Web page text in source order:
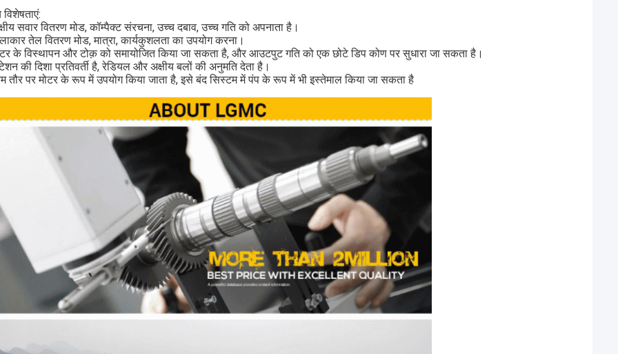
सवार वितरण मोड, कॉम्पैक्ट संरचना, उच्च दबाव, उच्च गति को अपनाता है।
तेल वितरण मोड, मात्रा, कार्यकुशलता का उपयोग करना।
के विस्थापन और टोक़ को समायोजित किया जा सकता है, और आउटपुट गति को एक छोटे डिप कोण पर सुधारा जा सकता है।
की दिशा प्रतिवर्ती है, रेडियल और अक्षीय बलों की अनुमति देता है।
तौर पर मोटर के रूप में उपयोग किया जाता है, इसे बंद सिस्टम में पंप के रूप में भी इस्तेमाल किया जा सकता है